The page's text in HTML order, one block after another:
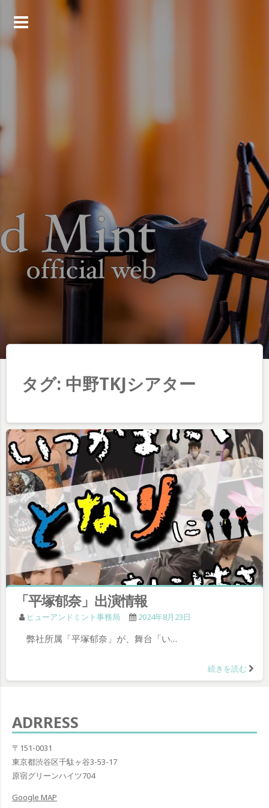
テ
ン
ッ
プ
タグ: 中野TKJシアター
「平塚郁奈」出演情報
ヒューアンドミント事務局 2024年8月23日
弊社所属「平塚郁奈」が、舞台「い…
続きを読む
ADRRESS
〒151-0031
東京都渋谷区千駄ヶ谷3-53-17
原宿グリーンハイツ704
Google MAP